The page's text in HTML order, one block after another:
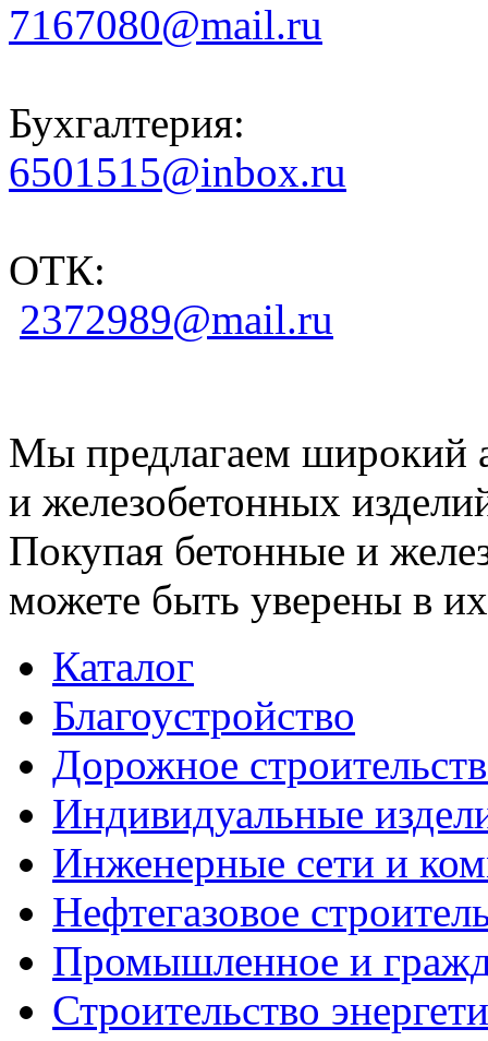
7167080@mail.ru
Бухгалтерия:
6501515@inbox.ru
ОТК:
2372989@mail.ru
Мы предлагаем широкий
и железобетонных
Покупая бетонные и
можете быть уверены в их
Каталог
Благоустройство
Дорожное
Индивидуальные
Инженерные сети и
Нефтегазовое
Промышленное и
Строительство